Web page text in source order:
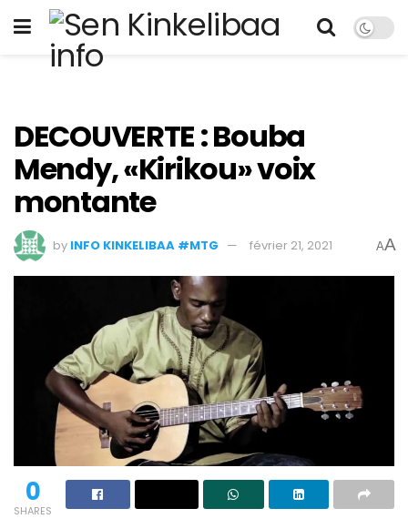
DECOUVERTE : Bouba
Mendy, «Kirikou» voix
montante
by INFO KINKELIBAA #MTG février 21, 2021 AA
0
SHARES